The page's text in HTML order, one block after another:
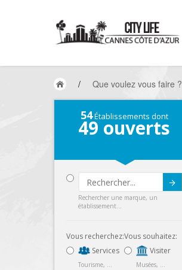
/ Que voulez vous faire ?
54Établissements dont
49 ouverts
Submit
Rechercher une marque, un
établissement...
Vous recherchez:
Services
Tourisme, ...
Vous souhaitez:
Visiter
Musées, ...